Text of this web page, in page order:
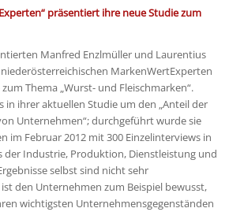
präsentiert ihre neue Studie zum
Manfred Enzlmüller und Laurentius
MarkenWertExperten
Thema „Wurst- und Fleischmarken“.
in ihrer aktuellen Studie um den „Anteil der
Unternehmen“; durchgeführt wurde sie
im Februar 2012 mit 300 Einzelinterviews in
der Industrie, Produktion, Dienstleistung und
selbst sind nicht sehr
den Unternehmen zum Beispiel bewusst,
wichtigsten Unternehmensgegenständen